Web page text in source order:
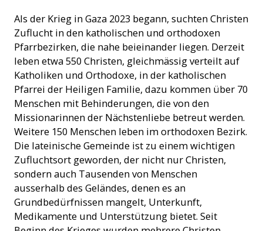
Als der Krieg in Gaza 2023 begann, suchten Christen
Zuflucht in den katholischen und orthodoxen
Pfarrbezirken, die nahe beieinander liegen. Derzeit
leben etwa 550 Christen, gleichmässig verteilt auf
Katholiken und Orthodoxe, in der katholischen
Pfarrei der Heiligen Familie, dazu kommen über 70
Menschen mit Behinderungen, die von den
Missionarinnen der Nächstenliebe betreut werden.
Weitere 150 Menschen leben im orthodoxen Bezirk.
Die lateinische Gemeinde ist zu einem wichtigen
Zufluchtsort geworden, der nicht nur Christen,
sondern auch Tausenden von Menschen
ausserhalb des Geländes, denen es an
Grundbedürfnissen mangelt, Unterkunft,
Medikamente und Unterstützung bietet. Seit